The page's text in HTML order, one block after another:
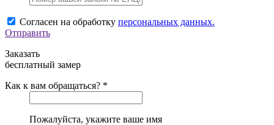
Согласен на обработку персональных данных.
Отправить
Заказать
бесплатный замер
Как к вам обращаться? *
Пожалуйста, укажите ваше имя